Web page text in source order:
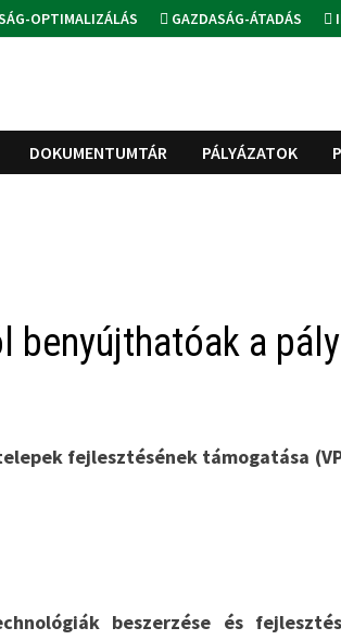
OPTIMALIZÁLÁS GAZDASÁG-ÁTADÁS
DOKUMENTUMTÁR PÁLYÁZATOK
benyújthatóak a
fejlesztésének támogatása
beszerzése és